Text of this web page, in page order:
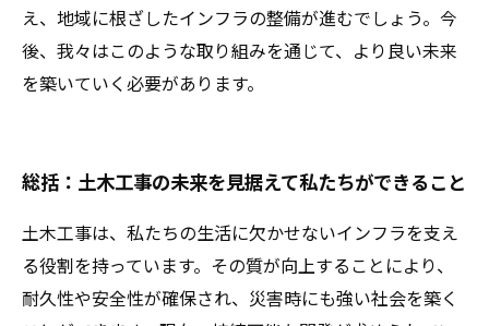
え、地域に根ざしたインフラの整備が進むでしょう。今
後、我々はこのような取り組みを通じて、より良い未来
を築いていく必要があります。
総括：土木工事の未来を見据えて私たちができること
土木工事は、私たちの生活に欠かせないインフラを支え
る役割を持っています。その質が向上することにより、
耐久性や安全性が確保され、災害時にも強い社会を築く